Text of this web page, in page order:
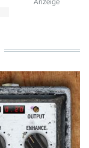
Anzeige